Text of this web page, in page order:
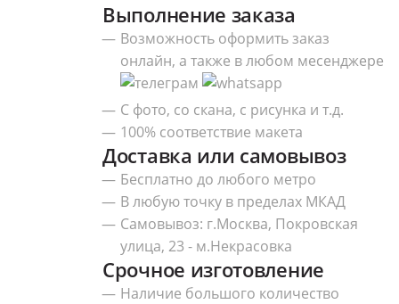
Выполнение заказа
Возможность оформить заказ
онлайн, а также в любом месенджере
С фото, со скана, с рисунка и т.д.
100% соответствие макета
Доставка или самовывоз
Бесплатно до любого метро
В любую точку в пределах МКАД
Самовывоз: г.Москва, Покровская
улица, 23 - м.Некрасовка
Срочное изготовление
Наличие большого количество